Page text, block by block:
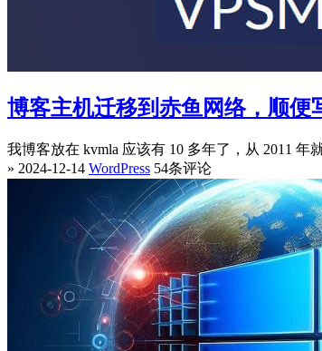
博客主机迁移到赤鱼网络，顺
我博客放在 kvmla 应该有 10 多年了，从 2011
» 2024-12-14 WordPress 54条评论